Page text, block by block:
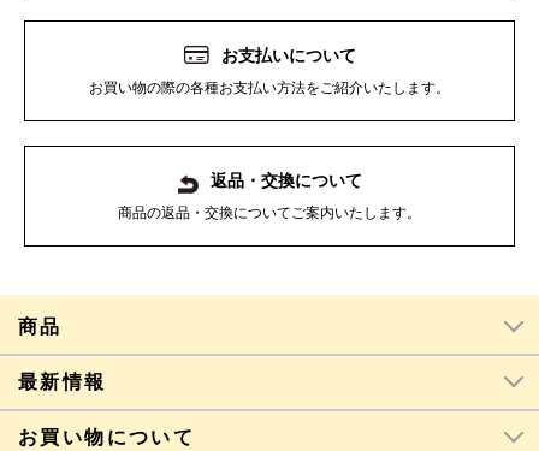
お支払いについて
お買い物の際の各種お支払い方法をご紹介いたします。
返品・交換について
商品の返品・交換についてご案内いたします。
商品
最新情報
お買い物について